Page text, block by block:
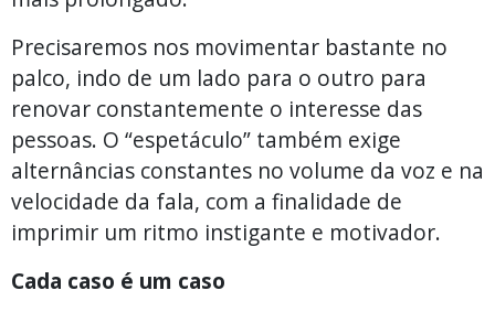
Precisaremos nos movimentar bastante no
palco, indo de um lado para o outro para
renovar constantemente o interesse das
pessoas. O “espetáculo” também exige
alternâncias constantes no volume da voz e na
velocidade da fala, com a finalidade de
imprimir um ritmo instigante e motivador.
Cada caso é um caso